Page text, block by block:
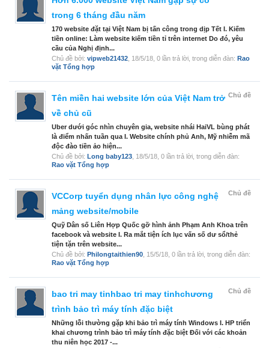
trong 6 tháng đầu năm
170 website đặt tại Việt Nam bị tấn công trong dịp Tết I. Kiếm
tiền online: Làm website kiếm tiền tỉ trên internet Do đó, yêu
cầu của Nghị định...
Chủ đề bởi: vipweb21432 18/5/18 , 0 lần trả lời, trong diễn đàn: Rao
vặt Tổng hợp
Chủ đề
Tên miền hai website lớn của Việt Nam trở
về chủ cũ
Uber dưới góc nhìn chuyên gia, website nhái HaiVL bùng phát
là điểm nhấn tuần qua I. Website chính phủ Anh, Mỹ nhiễm mã
độc đào tiền ảo hiện...
Chủ đề bởi: Long baby123 18/5/18 , 0 lần trả lời, trong diễn đàn:
Rao vặt Tổng hợp
Chủ đề
VCCorp tuyển dụng nhân lực công nghệ
mảng website/mobile
Quỹ Dân số Liên Hợp Quốc gỡ hình ảnh Phạm Anh Khoa trên
facebook và website I. Ra mắt tiện ích lục vấn số dư sổ/thẻ
tiện tặn trên website...
Chủ đề bởi: Philongtaithien90 15/5/18 , 0 lần trả lời, trong diễn đàn:
Rao vặt Tổng hợp
Chủ đề
bao tri may tinhbao tri may tinhchương
trình bảo trì máy tính đặc biệt
Những lỗi thường gặp khi bảo trì máy tính Windows I. HP triển
khai chương trình bảo trì máy tính đặc biệt Đối với các khoản
thu niên học 2017 -...